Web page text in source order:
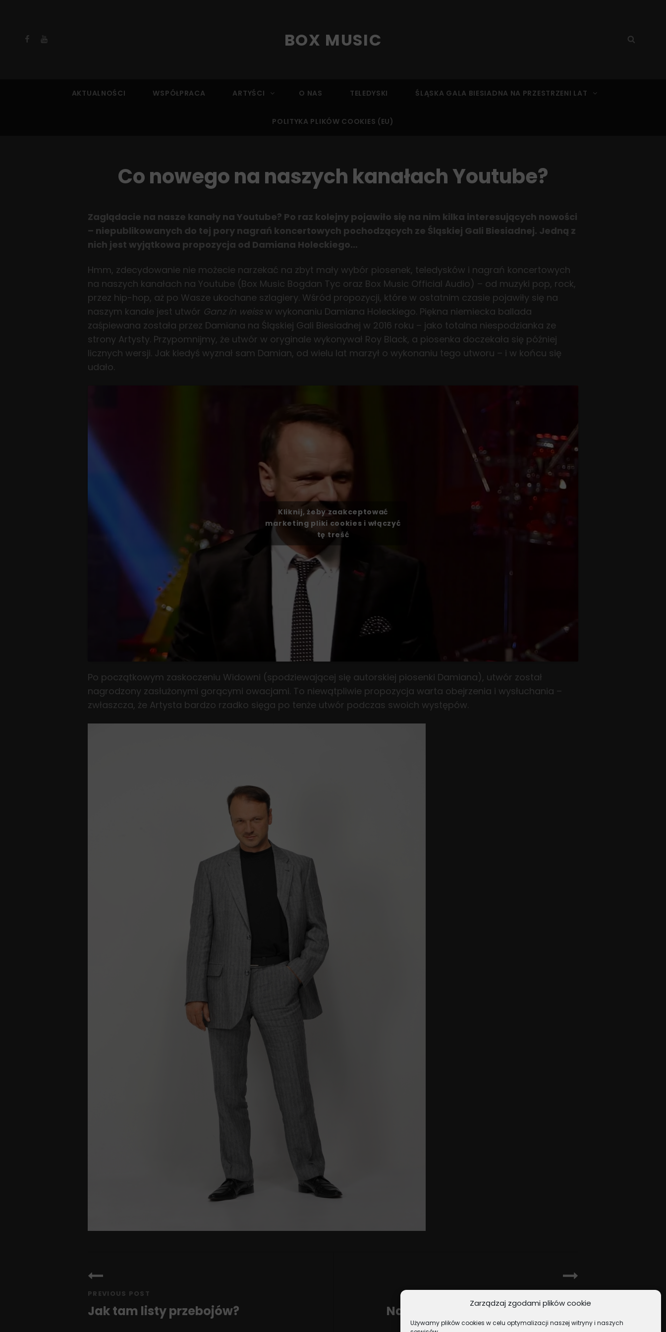
Zarządzaj zgodami plików cookie
Używamy plików cookies w celu optymalizacji naszej witryny i naszych
Facebook
YouTube BOX MUSIC
Search
AKTUALNOŚCI WSPÓŁPRACA ARTYŚCI O NAS TELEDYSKI ŚLĄSKA GALA BIESIADNA NA PRZESTRZENI LAT
POLITYKA PLIKÓW COOKIES (EU)
Co nowego na naszych kanałach Youtube?
Zaglądacie na nasze kanały na Youtube? Po raz kolejny pojawiło się na nim kilka interesujących nowości
– niepublikowanych do tej pory nagrań koncertowych pochodzących ze Śląskiej Gali Biesiadnej. Jedną z
nich jest wyjątkowa propozycja od Damiana Holeckiego…
Hmm, zdecydowanie nie możecie narzekać na zbyt mały wybór piosenek, teledysków i nagrań koncertowych
na naszych kanałach na Youtube (Box Music Bogdan Tyc oraz Box Music Official Audio) – od muzyki pop, rock,
przez hip-hop, aż po Wasze ukochane szlagiery. Wśród propozycji, które w ostatnim czasie pojawiły się na
naszym kanale jest utwór Ganz in weissw wykonaniu Damiana Holeckiego. Piękna niemiecka ballada
zaśpiewana została przez Damiana na Śląskiej Gali Biesiadnej w 2016 roku – jako totalna niespodzianka ze
strony Artysty. Przypomnijmy, że utwór w oryginale wykonywał Roy Black, a piosenka doczekała się później
licznych wersji. Jak kiedyś wyznał sam Damian, od wielu lat marzył o wykonaniu tego utworu – i w końcu się
udało.
Kliknij, żeby zaakceptować
marketing pliki cookies i włączyć
tę treść
Po początkowym zaskoczeniu Widowni (spodziewającej się autorskiej piosenki Damiana), utwór został
nagrodzony zasłużonymi gorącymi owacjami. To niewątpliwie propozycja warta obejrzenia i wysłuchania –
zwłaszcza, że Artysta bardzo rzadko sięga po tenże utwór podczas swoich występów.
wpisu
PREVIOUS POST
Jak tam listy przebojów? Najmłodsze Gwiazdy na Scenie